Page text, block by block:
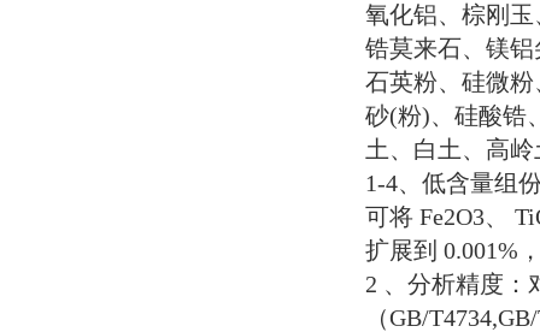
氧化铝、棕刚
锆莫来石、镁
石英粉、硅微
砂(粉)、硅酸锆
土、白土、高
1-4、低含量组
可将 Fe2O3、
扩展到 0.001%
2 、分析精度：
（GB/